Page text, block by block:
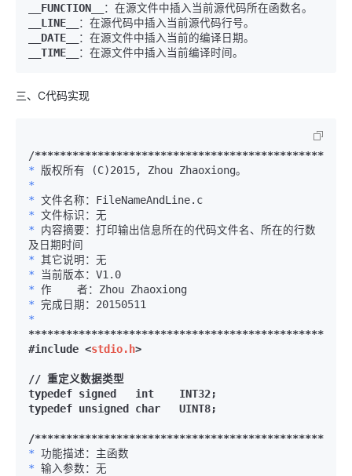
__FUNCTION__
__LINE__
__DATE__
__TIME__
：在源文件中插入当前编译时间。
三、C代码实现
/************************************************
*
*
*
*
* 内容摘要：打印输出信息所在的代码文件名、所在的行数
*
*
*
*
*
************************************************
#include <stdio.h>
// 重定义数据类型
typedef signed   int    INT32;
typedef unsigned char   UINT8;
/**********************************************
*
*